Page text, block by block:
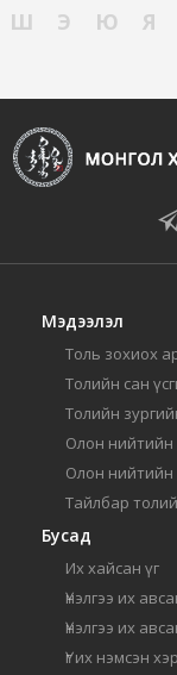
Ш
Э Ю Я
Мэдээлэл
Толь зохиох
Толийн сан
Толийн
Олон нийтийн
Олон нийтийн
Тайлбар
Бусад
Их хайсан үг
Үнэлгээ их
Үнэлгээ их
Үг их нэмсэн